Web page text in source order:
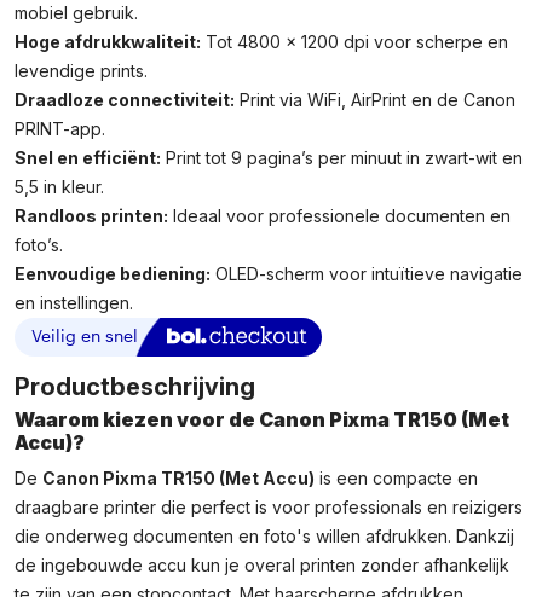
mobiel gebruik.
Hoge afdrukkwaliteit: Tot 4800 x 1200 dpi voor scherpe en
levendige prints.
Draadloze connectiviteit: Print via WiFi, AirPrint en de Canon
PRINT-app.
Snel en efficiënt: Print tot 9 pagina’s per minuut in zwart-wit en
5,5 in kleur.
Randloos printen: Ideaal voor professionele documenten en
foto’s.
Eenvoudige bediening: OLED-scherm voor intuïtieve navigatie
en instellingen.
Productbeschrijving
Waarom kiezen voor de Canon Pixma TR150 (Met
Accu)?
De Canon Pixma TR150 (Met Accu) is een compacte en
draagbare printer die perfect is voor professionals en reizigers
die onderweg documenten en foto's willen afdrukken. Dankzij
de ingebouwde accu kun je overal printen zonder afhankelijk